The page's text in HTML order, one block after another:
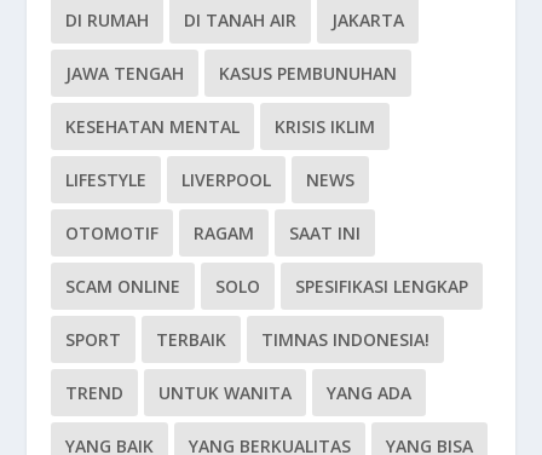
DI RUMAH DI TANAH AIR JAKARTA
JAWA TENGAH KASUS PEMBUNUHAN
KESEHATAN MENTAL KRISIS IKLIM
LIFESTYLE LIVERPOOL NEWS
OTOMOTIF RAGAM SAAT INI
SCAM ONLINE SOLO SPESIFIKASI LENGKAP
SPORT TERBAIK TIMNAS INDONESIA!
TREND UNTUK WANITA YANG ADA
YANG BAIK YANG BERKUALITAS YANG BISA